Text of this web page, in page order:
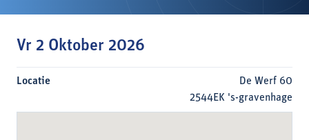
Vr 2 Oktober 2026
Locatie
De Werf 60
2544EK 's-gravenhage